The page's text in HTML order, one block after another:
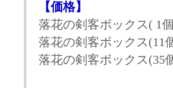
【価格】
落花の剣客ボックス( 1
落花の剣客ボックス(11
落花の剣客ボックス(35